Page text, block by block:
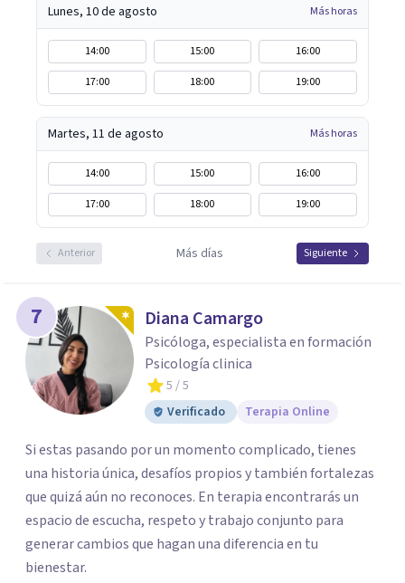
Lunes, 10 de agosto Más horas
14:00 15:00
16:00
17:00
18:00 19:00
Martes, 11 de agosto Más horas
14:00 15:00
16:00
17:00
18:00 19:00
Anterior Más días Siguiente
7 Diana Camargo
Psicóloga, especialista en formación
Psicología clinica
5 / 5
Verificado
Terapia Online
Si estas pasando por un momento complicado, tienes
una historia única, desafíos propios y también fortalezas
que quizá aún no reconoces. En terapia encontrarás un
espacio de escucha, respeto y trabajo conjunto para
generar cambios que hagan una diferencia en tu
bienestar.